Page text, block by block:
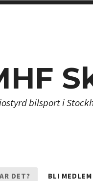
bilsport i
DET? BLI MEDLEM